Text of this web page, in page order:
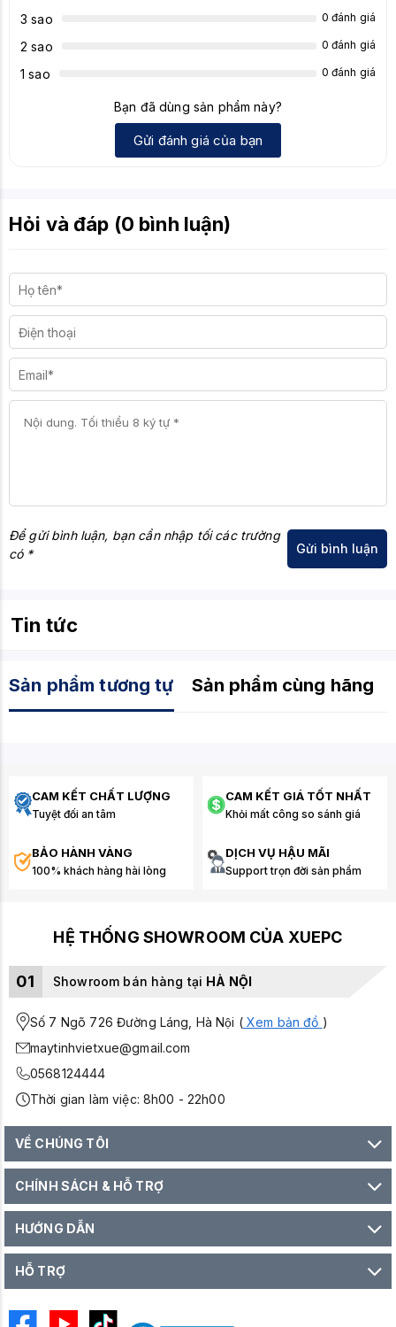
3 sao 0 đánh giá
2 sao 0 đánh giá
1 sao 0 đánh giá
Bạn đã dùng sản phẩm này?
Gửi đánh giá của bạn
Hỏi và đáp (0 bình luận)
Để gửi bình luận, bạn cần nhập tối các trường
có *
Tin tức
Sản phẩm tương tự Sản phẩm cùng hãng
CAM KẾT CHẤT LƯỢNG
Tuyệt đối an tâm
CAM KẾT GIÁ TỐT NHẤT
Khỏi mất công so sánh giá
BẢO HÀNH VÀNG
100% khách hàng hài lòng
DỊCH VỤ HẬU MÃI
Support trọn đời sản phẩm
HỆ THỐNG SHOWROOM CỦA XUEPC
01 Showroom bán hàng tại HÀ NỘI
Số 7 Ngõ 726 Đường Láng, Hà Nội (Xem bản đồ )
maytinhvietxue@gmail.com
0568124444
Thời gian làm việc: 8h00 - 22h00
VỀ CHÚNG TÔI
CHÍNH SÁCH & HỖ TRỢ
HƯỚNG DẪN
HỖ TRỢ